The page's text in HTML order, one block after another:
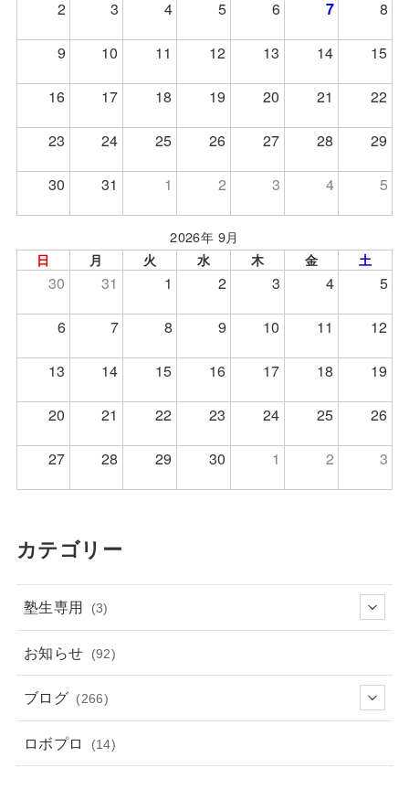
2 3 4 5 6 7 8
9 10 11 12 13 14 15
16 17 18 19 20 21 22
23 24 25 26 27 28 29
30 31 1 2 3 4 5
2026年 9月
日 月 火 水 木 金 土
30 31 1 2 3 4 5
6 7 8 9 10 11 12
13 14 15 16 17 18 19
20 21 22 23 24 25 26
27 28 29 30 1 2 3
カテゴリー
塾生専用 (3)
お知らせ (92)
ブログ (266)
ロボプロ (14)